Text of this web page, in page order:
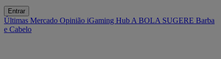
Entrar
Últimas Mercado Opinião iGaming Hub A BOLA SUGERE Barba
e Cabelo